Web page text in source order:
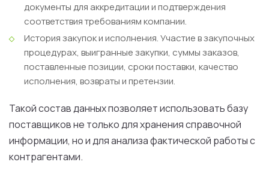
документы для аккредитации и подтверждения
соответствия требованиям компании.
История закупок и исполнения.Участие в закупочных
процедурах, выигранные закупки, суммы заказов,
поставленные позиции, сроки поставки, качество
исполнения, возвраты и претензии.
Такой состав данных позволяет использовать базу
поставщиков не только для хранения справочной
информации, но и для анализа фактической работы с
контрагентами.